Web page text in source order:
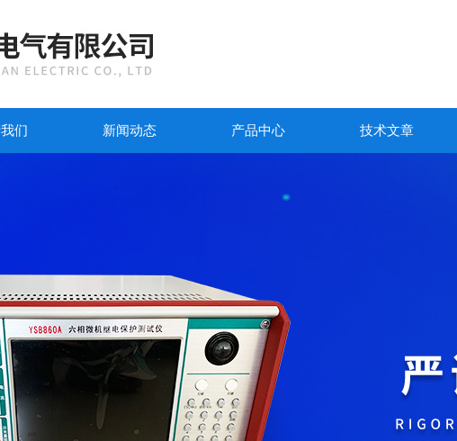
们 新闻动态 产品中心 技术文章